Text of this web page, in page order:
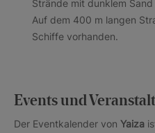
Strände mit dunklem
Auf dem 400 m langen
Schiffe vorhanden.
Events und
Der Eventkalender von Yaiza